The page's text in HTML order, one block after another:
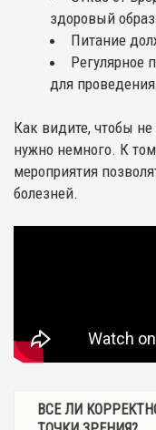
здоровый
Питание
Регулярное
для
Как видите, чтобы
нужно немного. К
мероприятия
болезней.
ВСЕ ЛИ